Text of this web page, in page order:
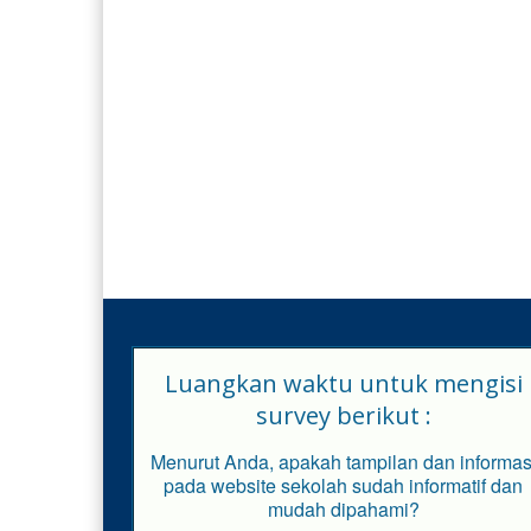
Luangkan waktu untuk mengisi
survey berikut :
Menurut Anda, apakah tampilan dan
pada website sekolah sudah informatif dan
mudah dipahami?